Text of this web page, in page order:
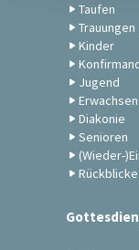
Taufen
Trauungen
Kinder
Jugend
Diakonie
Senioren
(Wieder-